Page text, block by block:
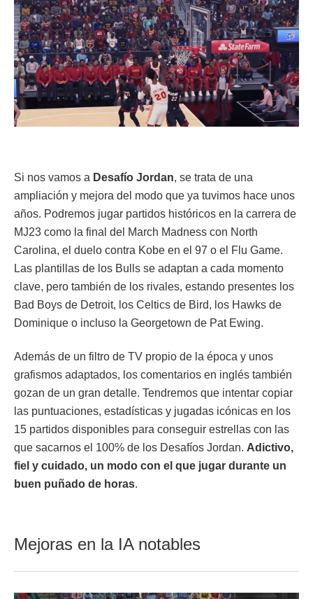
Si nos vamos a Desafío Jordan, se trata de una
ampliación y mejora del modo que ya tuvimos hace unos
años. Podremos jugar partidos históricos en la carrera de
MJ23 como la final del March Madness con North
Carolina, el duelo contra Kobe en el 97 o el Flu Game.
Las plantillas de los Bulls se adaptan a cada momento
clave, pero también de los rivales, estando presentes los
Bad Boys de Detroit, los Celtics de Bird, los Hawks de
Dominique o incluso la Georgetown de Pat Ewing.
Además de un filtro de TV propio de la época y unos
grafismos adaptados, los comentarios en inglés también
gozan de un gran detalle. Tendremos que intentar copiar
las puntuaciones, estadísticas y jugadas icónicas en los
15 partidos disponibles para conseguir estrellas con las
que sacarnos el 100% de los Desafíos Jordan. Adictivo,
fiel y cuidado, un modo con el que jugar durante un
buen puñado de horas.
Mejoras en la IA notables